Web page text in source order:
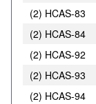
(2) HCAS-83
(2) HCAS-84
(2) HCAS-92
(2) HCAS-93
(2) HCAS-94